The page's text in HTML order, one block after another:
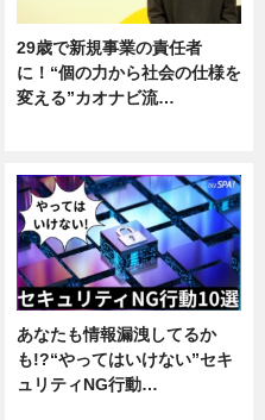
29歳で新規事業の責任者
に！“個の力から社会の仕様を
変える”カオナビ流…
あなたも情報漏洩してるか
も!?“やってはいけない”セキ
ュリティNG行動…